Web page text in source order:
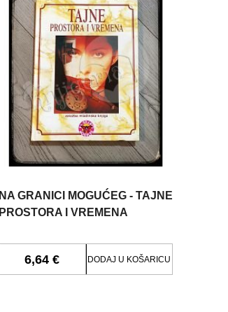
NA GRANICI MOGUĆEG - TAJNE
PROSTORA I VREMENA
6,64 € DODAJ U KOŠARICU